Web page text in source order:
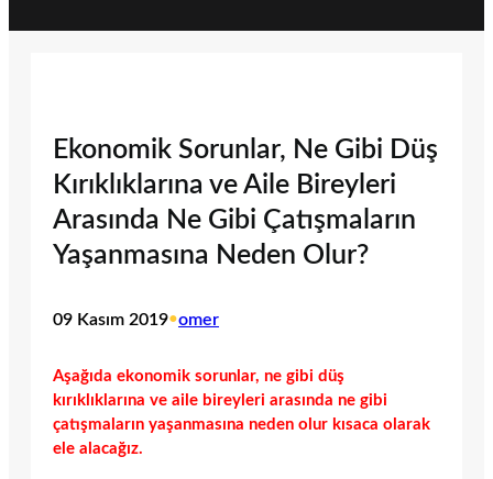
Ekonomik Sorunlar, Ne Gibi Düş
Kırıklıklarına ve Aile Bireyleri
Arasında Ne Gibi Çatışmaların
Yaşanmasına Neden Olur?
09 Kasım 2019•omer
Aşağıda ekonomik sorunlar, ne gibi düş
kırıklıklarına ve aile bireyleri arasında ne gibi
çatışmaların yaşanmasına neden olur kısaca olarak
ele alacağız.